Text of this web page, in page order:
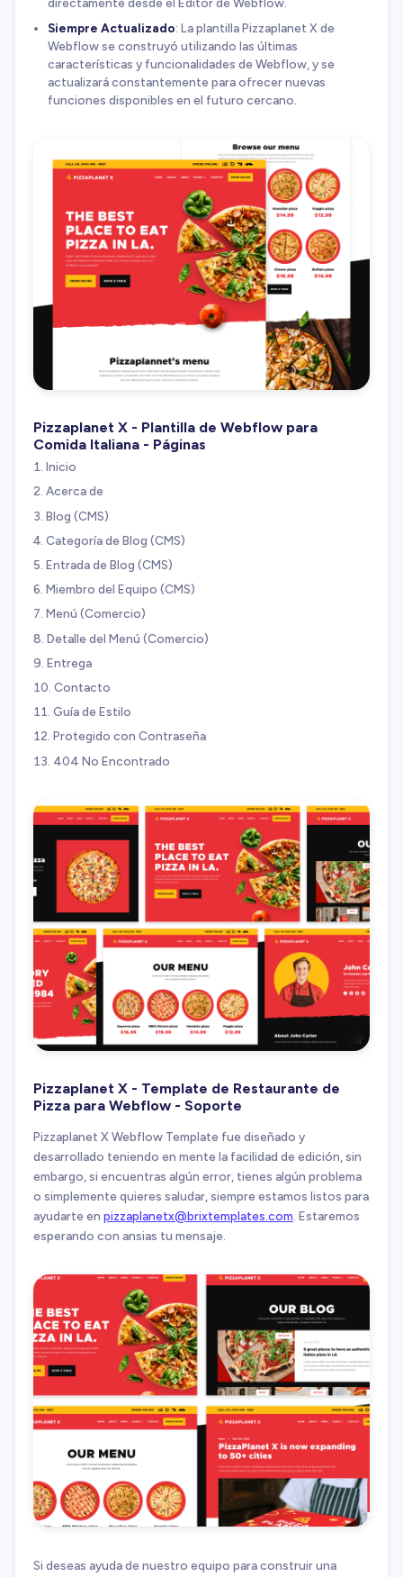
directamente desde el Editor de Webflow.
Siempre Actualizado: La plantilla Pizzaplanet X de
Webflow se construyó utilizando las últimas
características y funcionalidades de Webflow, y se
actualizará constantemente para ofrecer nuevas
funciones disponibles en el futuro cercano.
Pizzaplanet X - Plantilla de Webflow para
Comida Italiana - Páginas
Inicio
Acerca de
Blog (CMS)
Categoría de Blog (CMS)
Entrada de Blog (CMS)
Miembro del Equipo (CMS)
Menú (Comercio)
Detalle del Menú (Comercio)
Entrega
Contacto
Guía de Estilo
Protegido con Contraseña
404 No Encontrado
Pizzaplanet X - Template de Restaurante de
Pizza para Webflow - Soporte
Pizzaplanet X Webflow Template fue diseñado y
desarrollado teniendo en mente la facilidad de edición, sin
embargo, si encuentras algún error, tienes algún problema
o simplemente quieres saludar, siempre estamos listos para
ayudarte en pizzaplanetx@brixtemplates.com . Estaremos
esperando con ansias tu mensaje.
Si deseas ayuda de nuestro equipo para construir una